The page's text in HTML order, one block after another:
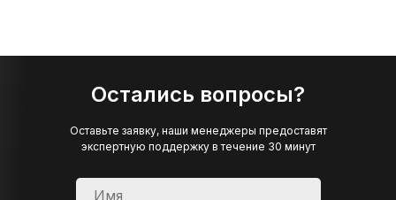
Остались вопросы?
Оставьте заявку, наши менеджеры предоставят
экспертную поддержку в течение 30 минут